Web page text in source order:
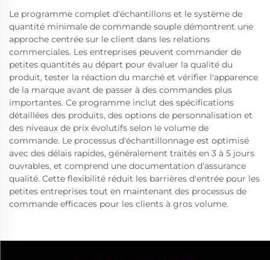
Le programme complet d'échantillons et le système de
quantité minimale de commande souple démontrent une
approche centrée sur le client dans les relations
commerciales. Les entreprises peuvent commander de
petites quantités au départ pour évaluer la qualité du
produit, tester la réaction du marché et vérifier l'apparence
de la marque avant de passer à des commandes plus
importantes. Ce programme inclut des spécifications
détaillées des produits, des options de personnalisation et
des niveaux de prix évolutifs selon le volume de
commande. Le processus d'échantillonnage est optimisé
avec des délais rapides, généralement traités en 3 à 5 jours
ouvrables, et comprend une documentation d'assurance
qualité. Cette flexibilité réduit les barrières d'entrée pour les
petites entreprises tout en maintenant des processus de
commande efficaces pour les clients à gros volume.